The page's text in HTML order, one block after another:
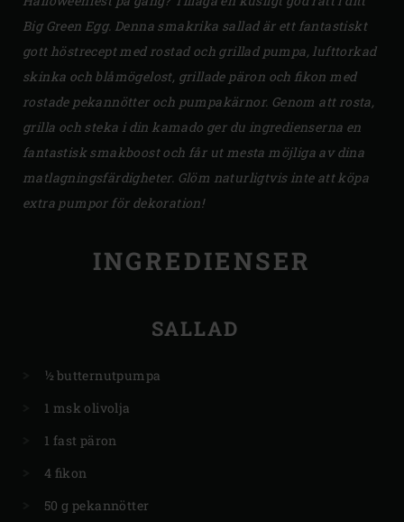
Big Green Egg. Denna smakrika sallad är ett fantastiskt
gott höstrecept med rostad och grillad pumpa, lufttorkad
skinka och blåmögelost, grillade päron och fikon med
rostade pekannötter och pumpakärnor. Genom att rosta,
grilla och steka i din kamado ger du ingredienserna en
fantastisk smakboost och får ut mesta möjliga av dina
matlagningsfärdigheter. Glöm naturligtvis inte att köpa
extra pumpor för dekoration!
INGREDIENSER
SALLAD
½ butternutpumpa
1 msk olivolja
1 fast päron
4 fikon
50 g pekannötter